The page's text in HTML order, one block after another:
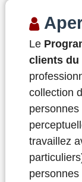
Le
clients du
collection
travaillez